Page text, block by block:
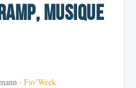
Musique
· Fav'Week